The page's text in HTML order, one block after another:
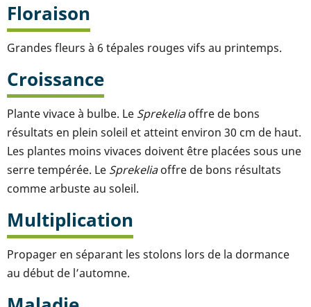
Floraison
Grandes fleurs à 6 tépales rouges vifs au printemps.
Croissance
Plante vivace à bulbe. Le Sprekeliaoffre de bons
résultats en plein soleil et atteint environ 30 cm de haut.
Les plantes moins vivaces doivent être placées sous une
serre tempérée. Le Sprekeliaoffre de bons résultats
comme arbuste au soleil.
Multiplication
Propager en séparant les stolons lors de la dormance
au début de l’automne.